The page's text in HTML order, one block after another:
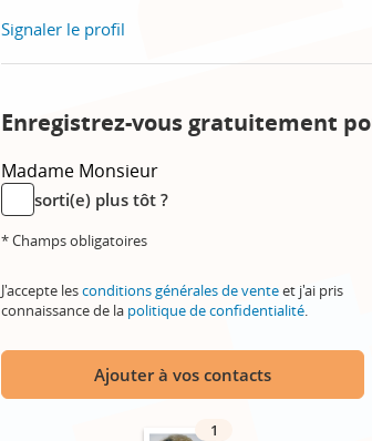
Signaler le profil
Enregistrez-vous gratuitement
Madame Monsieur
sorti(e) plus tôt ?
* Champs obligatoires
J'accepte lesconditions générales de venteet j'ai pris
connaissance de la politique de confidentialité.
Ajouter à vos contacts
1